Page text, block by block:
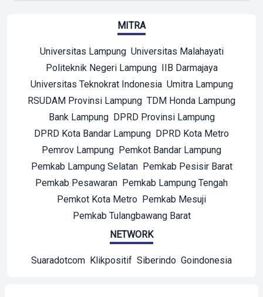
MITRA
Universitas Lampung Universitas Malahayati
Politeknik Negeri Lampung IIB Darmajaya
Universitas Teknokrat Indonesia Umitra Lampung
RSUDAM Provinsi Lampung TDM Honda Lampung
Bank Lampung DPRD Provinsi Lampung
DPRD Kota Bandar Lampung DPRD Kota Metro
Pemrov Lampung Pemkot Bandar Lampung
Pemkab Lampung Selatan Pemkab Pesisir Barat
Pemkab Pesawaran Pemkab Lampung Tengah
Pemkot Kota Metro Pemkab Mesuji
Pemkab Tulangbawang Barat
NETWORK
Suaradotcom Klikpositif Siberindo Goindonesia